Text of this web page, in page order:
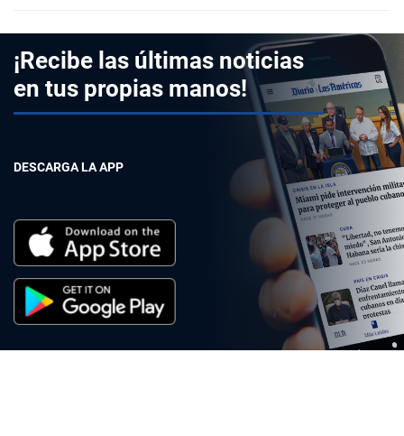
¡Recibe las últimas noticias
en tus propias manos!
DESCARGA LA APP